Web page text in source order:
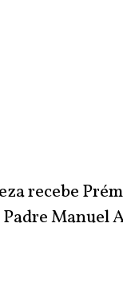
recebe
Manuel